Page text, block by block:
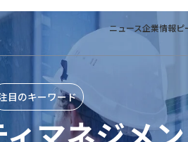
ニュース企業情報ピ
目のキーワード